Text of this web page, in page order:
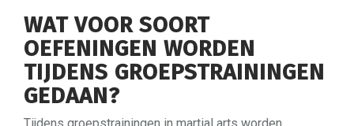
WAT VOOR SOORT
OEFENINGEN WORDEN
TIJDENS GROEPSTRAININGEN
GEDAAN?